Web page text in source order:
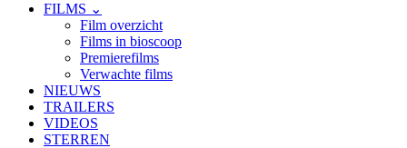
FILMS ⌄
Film overzicht
Films in bioscoop
Premierefilms
Verwachte films
NIEUWS
TRAILERS
VIDEOS
STERREN